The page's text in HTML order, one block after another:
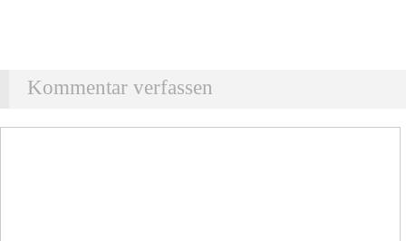
Kommentar verfassen